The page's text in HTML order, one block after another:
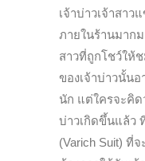
เจ้าบ่าวเจ้าสาว
ภายในร้านมาก
สาวที่ถูกโชว์ให้
ของเจ้าบ่าวนั้นอ
นัก แต่ใครจะคิด
บ่าวเกิดขึ้นแล้ว
(Varich Suit) ที่